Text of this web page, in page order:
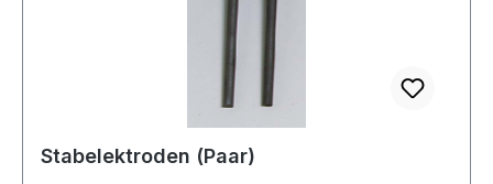
Stabelektroden (Paar)